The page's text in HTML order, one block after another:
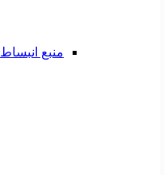
منبع انبساط